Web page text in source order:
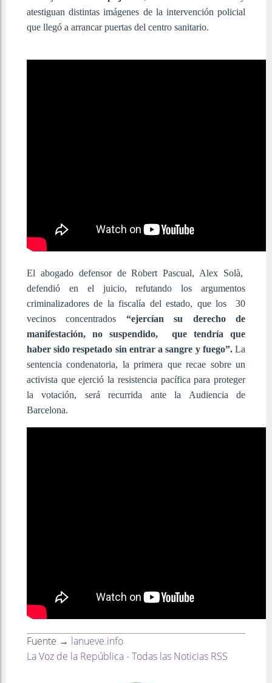
atestiguan distintas imágenes de la intervención policial
que llegó a arrancar puertas del centro sanitario.
El abogado defensor de Robert Pascual, Alex Solà,
defendió en el juicio, refutando los argumentos
criminalizadores de la fiscalía del estado, que los 30
vecinos concentrados “ejercían su derecho de
manifestación, no suspendido, que tendría que
haber sido respetado sin entrar a sangre y fuego”.La
sentencia condenatoria, la primera que recae sobre un
activista que ejerció la resistencia pacífica para proteger
la votación, será recurrida ante la Audiencia de
Barcelona.
Fuente → lanueve.info
La Voz de la República - Todas las Noticias RSS